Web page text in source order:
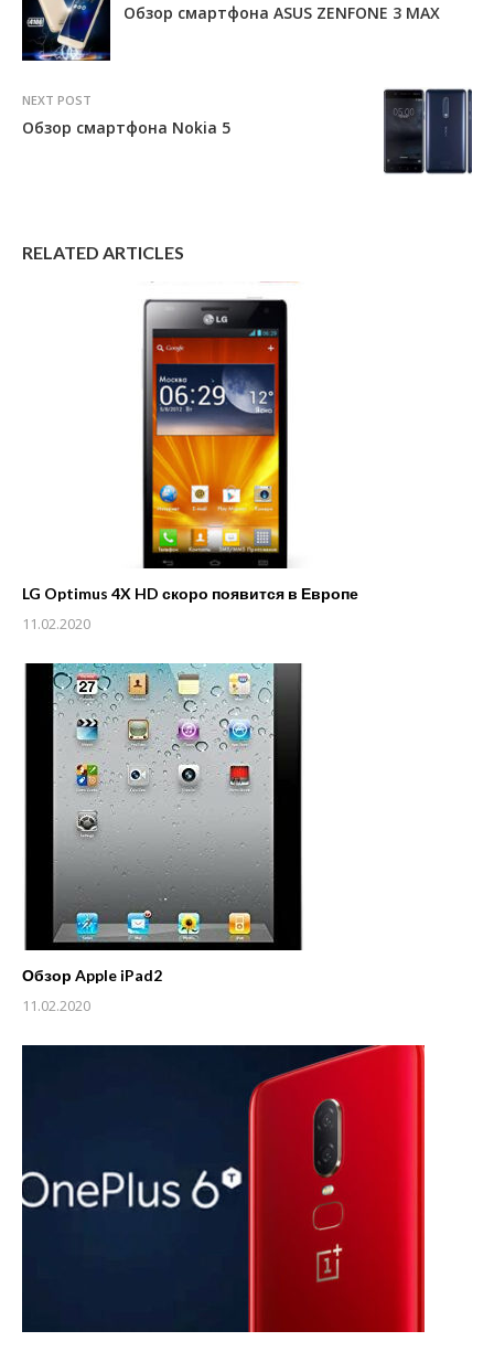
Обзор смартфона ASUS ZENFONE 3 MAX
NEXT POST
Обзор смартфона Nokia 5
RELATED ARTICLES
LG Optimus 4X HD скоро появится в Европе
11.02.2020
Обзор Apple iPad2
11.02.2020